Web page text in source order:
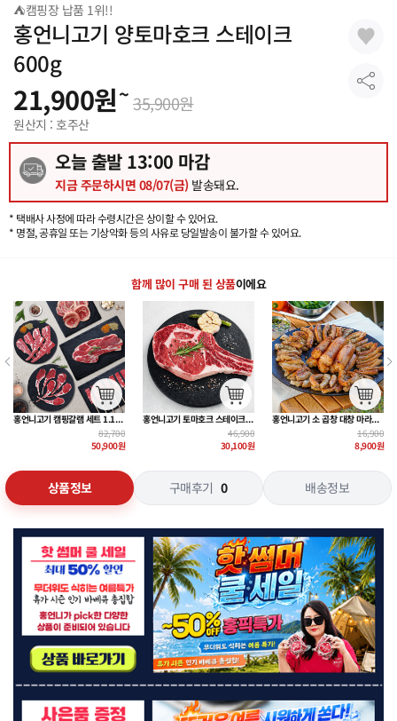
⛺캠핑장 납품 1위!!
홍언니고기 양토마호크 스테이크
600g
21,900원~35,900원
원산지 : 호주산
오늘 출발 13:00 마감
지금 주문하시면 08/07(금) 발송돼요.
* 택배사 사정에 따라 수령시간은 상이할 수 있어요.
* 명절, 공휴일 또는 기상악화 등의 사유로 당일발송이 불가할 수 있어요.
함께 많이 구매 된 상품이에요
홍언니고기 소 곱창 대창 마라곱창 180g~
16,900
8,900원
홍언니고기 우대갈비 500g + 특제 갈비양념 300g
33,900
22,900원
홍언니고기 청정램 3종 세트 1.3kg~
98,700
63,400원
상품정보 구매후기 0 배송정보